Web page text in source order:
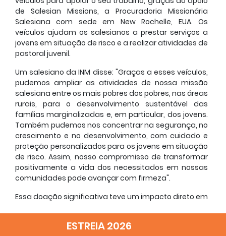
de Salesian Missions, a Procuradoria Missionária
Salesiana com sede em New Rochelle, EUA. Os
veículos ajudam os salesianos a prestar serviços a
jovens em situação de risco e a realizar atividades de
pastoral juvenil.
Um salesiano da INM disse: "Graças a esses veículos,
pudemos ampliar as atividades de nossa missão
salesiana entre os mais pobres dos pobres, nas áreas
rurais, para o desenvolvimento sustentável das
famílias marginalizadas e, em particular, dos jovens.
Também pudemos nos concentrar na segurança, no
crescimento e no desenvolvimento, com cuidado e
proteção personalizados para os jovens em situação
de risco. Assim, nosso compromisso de transformar
positivamente a vida dos necessitados em nossas
comunidades pode avançar com firmeza".
Essa doação significativa teve um impacto direto em
cursos universitários e cursos de formação técnica e
ESTREIA 2026